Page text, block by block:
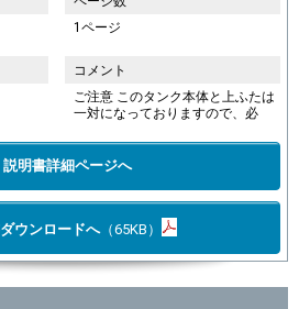
1ページ
コメント
ご注意 このタンク本体と上ふたは
一対になっておりますので、必
説明書詳細ページへ
ウンロードへ（65KB）